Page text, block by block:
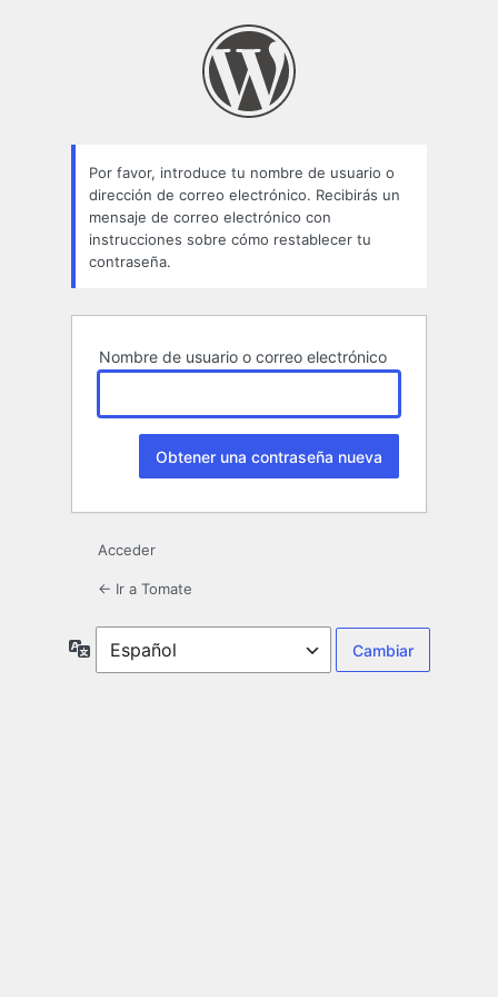
Por favor, introduce tu nombre de usuario o
dirección de correo electrónico. Recibirás un
mensaje de correo electrónico con
instrucciones sobre cómo restablecer tu
contraseña.
Nombre de usuario o correo electrónico
Acceder
← Ir a Tomate
Idioma